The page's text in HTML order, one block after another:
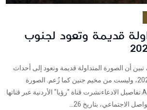
قديمة وتعود لجنوب
أن الصورة المتداولة قديمة وتعود إلى أحداث
في جنوب نابلس عام 2021، وليست من مخيم جنين كما زُعم. الصورة
التقطت لصالح وكالة AFP.تفاصيل الادعاءنشرت قناة "رؤيا" الأردنية عبر قناتها
الاجتماعي، بتاريخ 26...